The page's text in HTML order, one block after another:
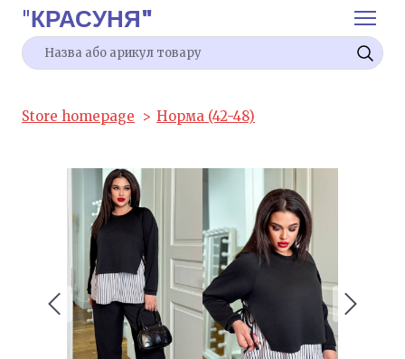
"КРАСУНЯ"
Store homepage Норма (42-48)